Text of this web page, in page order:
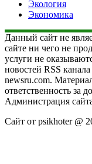
Экология
Экономика
Данный сайт не
сайте ни чего не
услуги не
новостей RSS
newsru.com.
ответственность за
Администрация
Сайт от psikhoter @